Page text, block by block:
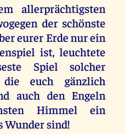
allerprächtigsten
der schönste
eurer Erde nur ein
ist, leuchtete
Spiel solcher
euch gänzlich
auch den Engeln
Himmel ein
Wunder sind!